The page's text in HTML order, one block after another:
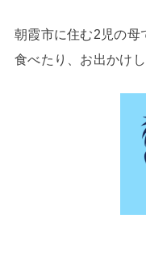
朝霞市に住む2児の母
食べたり、お出かけ